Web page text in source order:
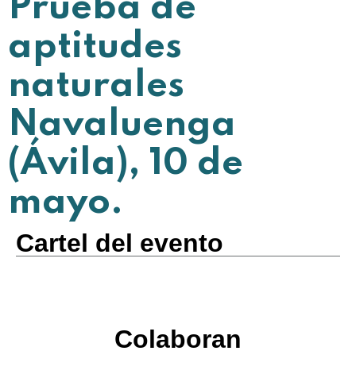
Prueba de
aptitudes
naturales
Navaluenga
(Ávila), 10 de
mayo.
Cartel del evento
Colaboran